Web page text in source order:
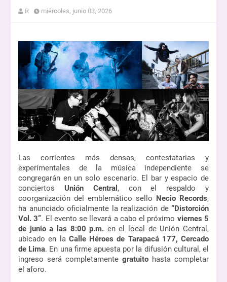
R miércoles, junio 03, 2026
Las corrientes más densas, contestatarias y
experimentales de la música independiente se
congregarán en un solo escenario. El bar y espacio de
conciertos Unión Central , con el respaldo y
coorganización del emblemático sello Necio Records,
ha anunciado oficialmente la realización de “Distorción
Vol. 3”. El evento se llevará a cabo el próximo viernes 5
de junio a las 8:00 p.m. en el local de Unión Central,
ubicado en la Calle Héroes de Tarapacá 177, Cercado
de Lima. En una firme apuesta por la difusión cultural, el
ingreso será completamente gratuito hasta completar
el aforo.